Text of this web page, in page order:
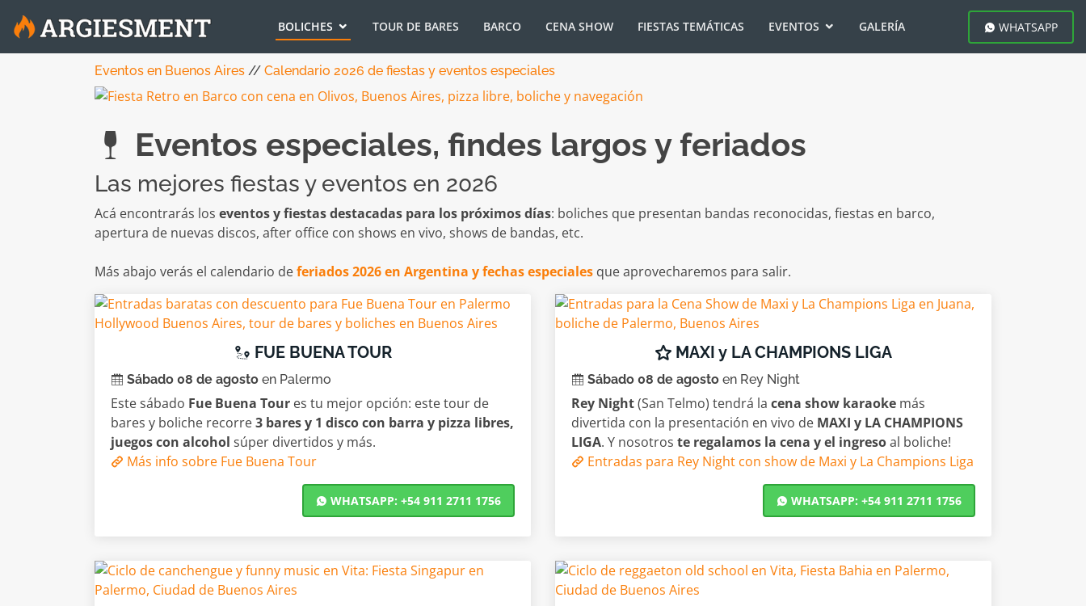
BOLICHES TOUR DE BARES BARCO CENA SHOW FIESTAS TEMÁTICAS EVENTOS GALERÍA WHATSAPP
Eventos en Buenos Aires // Calendario 2026 de fiestas y eventos especiales
Eventos especiales, findes largos y feriados
Las mejores fiestas y eventos en 2026
Acá encontrarás los eventos y fiestas destacadas para los próximos días: boliches que presentan bandas reconocidas, fiestas en barco,
apertura de nuevas discos, after office con shows en vivo, shows de bandas, etc.
Más abajo verás el calendario deferiados 2026 en Argentina y fechas especiales que aprovecharemos para salir.
FUE BUENA TOUR
Sábado 08 de agosto en Palermo
Este sábado Fue Buena Tour es tu mejor opción: este tour de
bares y boliche recorre3 bares y 1 disco con barra y pizza libres,
juegos con alcohol súper divertidos y más.
Más info sobre Fue Buena Tour
WHATSAPP: +54 911 2711 1756
MAXI y LA CHAMPIONS LIGA
Sábado 08 de agosto en Rey Night
Rey Night(San Telmo) tendrá la cena show karaoke más
divertida con la presentación en vivo de MAXI y LA CHAMPIONS
LIGA. Y nosotros te regalamos la cena y el ingresoal boliche!
Entradas para Rey Night con show de Maxi y La Champions Liga
WHATSAPP: +54 911 2711 1756